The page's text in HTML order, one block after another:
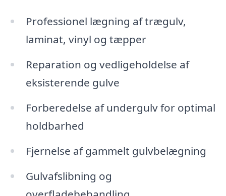
Professionel lægning af trægulv,
laminat, vinyl og tæpper
Reparation og vedligeholdelse af
eksisterende gulve
Forberedelse af undergulv for optimal
holdbarhed
Fjernelse af gammelt gulvbelægning
Gulvafslibning og